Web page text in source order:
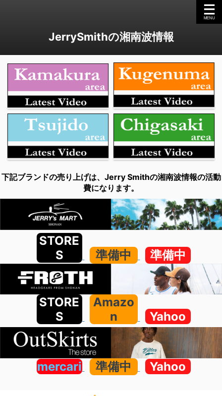
JerrySmithの湘南波情報
下記ブランドの売り上げは、Jerry Smithの湘南波情報の活動
費になります。
STORE
S
準備中 準備中
STORE
S
Amazo
n
Yahoo
mercari 準備中 Yahoo